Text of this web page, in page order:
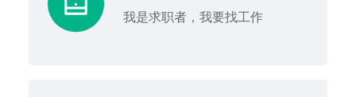
我是求职者，我要找工作